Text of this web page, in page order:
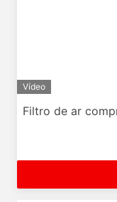
Vídeo
Filtro de ar